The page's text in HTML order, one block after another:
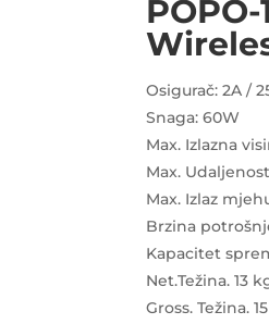
Osigurač: 2A /
Snaga: 60W
Max. Izlazna
Max.
Max. Izlaz
Brzina
Kapacitet
Net.Težina. 13
Gross. Težina.